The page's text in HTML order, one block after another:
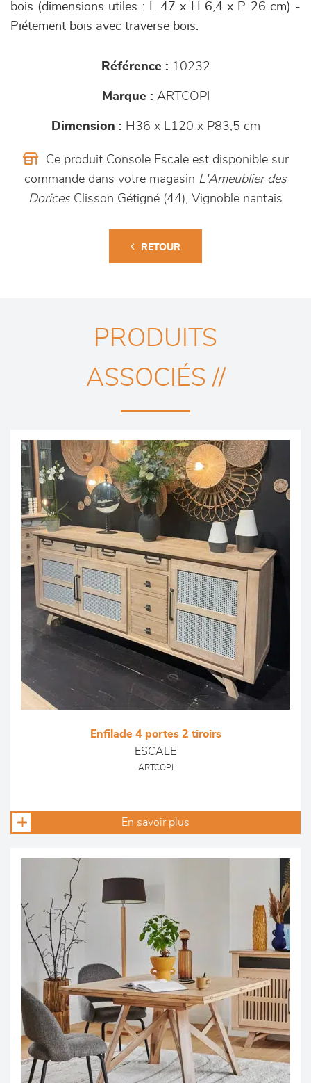
bois (dimensions utiles : L 47 x H 6,4 x P 26 cm) -
Piétement bois avec traverse bois.
Référence : 10232
Marque : ARTCOPI
Dimension : H36 x L120 x P83,5 cm
Ce produit Console Escale est disponible sur
commande dans votre magasin L'Ameublier des
DoricesClisson Gétigné (44), Vignoble nantais
RETOUR
PRODUITS
ASSOCIÉS //
Enfilade 4 portes 2 tiroirs
ESCALE
ARTCOPI
En savoir plus